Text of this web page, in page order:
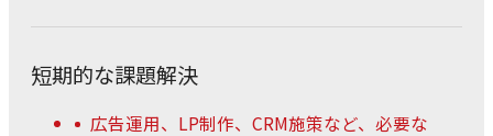
短期的な課題解決
広告運用、LP制作、CRM施策など、必要な